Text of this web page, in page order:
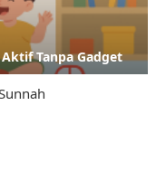
Tanpa Gadget